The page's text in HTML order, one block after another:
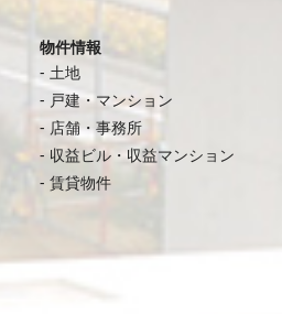
物件情報
土地
戸建・マンション
店舗・事務所
収益ビル・収益マンション
賃貸物件